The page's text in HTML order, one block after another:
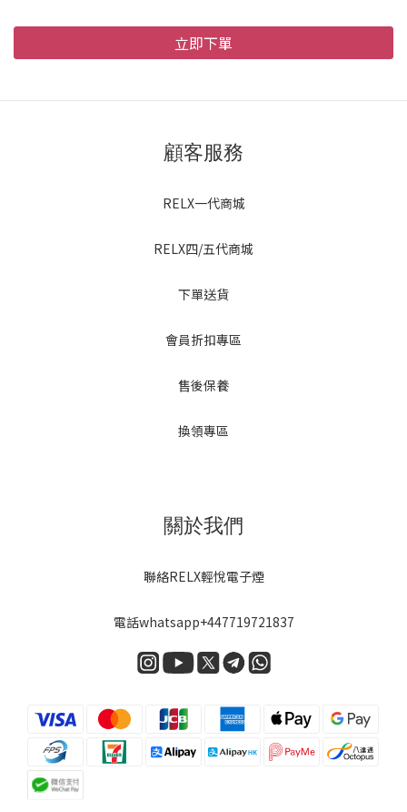
立即下單
顧客服務
RELX一代商城
RELX四/五代商城
下單送貨
會員折扣專區
售後保養
換領專區
關於我們
聯絡RELX輕悅電子煙
電話whatsapp+447719721837